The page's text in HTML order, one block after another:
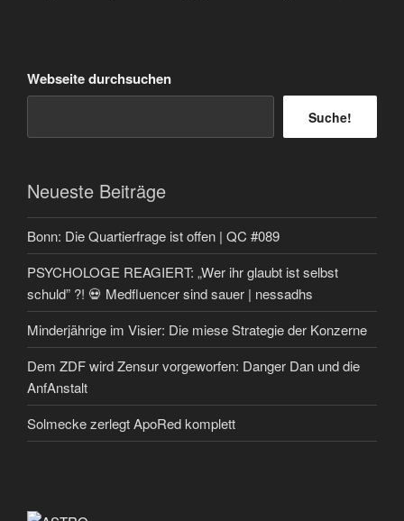
Webseite durchsuchen
Suche!
Neueste Beiträge
Bonn: Die Quartierfrage ist offen | QC #089
PSYCHOLOGE REAGIERT: „Wer ihr glaubt ist selbst
schuld” ?! 💀 Medfluencer sind sauer | nessadhs
Minderjährige im Visier: Die miese Strategie der Konzerne
Dem ZDF wird Zensur vorgeworfen: Danger Dan und die
AnfAnstalt
Solmecke zerlegt ApoRed komplett